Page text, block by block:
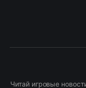
Читай игровые